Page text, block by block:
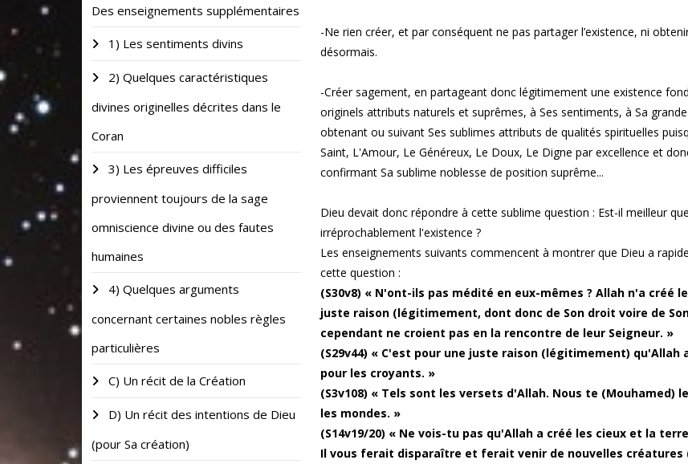
Des enseignements supplémentaires
1) Les sentiments divins
2) Quelques caractéristiques
divines originelles décrites dans le
Coran
3) Les épreuves difficiles
proviennent toujours de la sage
omniscience divine ou des fautes
humaines
4) Quelques arguments
concernant certaines nobles règles
particulières
C) Un récit de la Création
D) Un récit des intentions de Dieu
(pour Sa création)
-Ne rien créer, et par conséquent ne pas partager l’existence, ni
désormais.
-Créer sagement, en partageant donc légitimement une existence
originels attributs naturels et suprêmes, à Ses sentiments, à Sa
obtenant ou suivant Ses sublimes attributs de qualités spirituelles
Saint, L'Amour, Le Généreux, Le Doux, Le Digne par excellence et
confirmant Sa sublime noblesse de position suprême...
Dieu devait donc répondre à cette sublime question : Est-il meilleur
irréprochablement l'existence ?
Les enseignements suivants commencent à montrer que Dieu a
cette question :
(S30v8) « N'ont-ils pas médité en eux-mêmes ? Allah n'a
juste raison (légitimement, dont donc de Son droit voire de
cependant ne croient pas en la rencontre de leur Seigneur. »
(S29v44) « C'est pour une juste raison (légitimement)
pour les croyants. »
(S3v108) « Tels sont les versets d'Allah. Nous te
les mondes. »
(S14v19/20) « Ne vois-tu pas qu'Allah a créé les cieux et la
Il vous ferait disparaître et ferait venir de nouvelles